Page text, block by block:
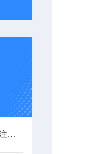
旋转式机械格栅在选择时要注意什么？